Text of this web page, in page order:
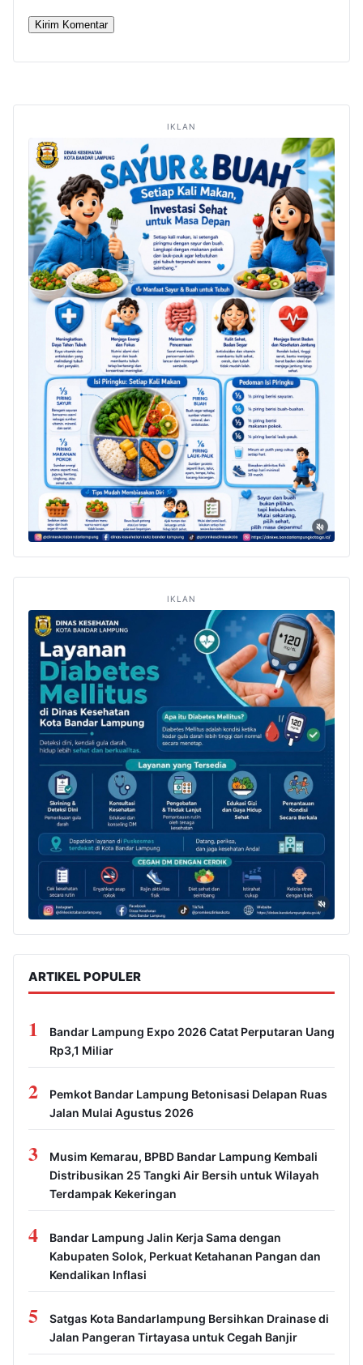
IKLAN
IKLAN
ARTIKEL POPULER
1
Bandar Lampung Expo 2026 Catat Perputaran Uang
Rp3,1 Miliar
2
Pemkot Bandar Lampung Betonisasi Delapan Ruas
Jalan Mulai Agustus 2026
3
Musim Kemarau, BPBD Bandar Lampung Kembali
Distribusikan 25 Tangki Air Bersih untuk Wilayah
Terdampak Kekeringan
4
Bandar Lampung Jalin Kerja Sama dengan
Kabupaten Solok, Perkuat Ketahanan Pangan dan
Kendalikan Inflasi
5
Satgas Kota Bandarlampung Bersihkan Drainase di
Jalan Pangeran Tirtayasa untuk Cegah Banjir